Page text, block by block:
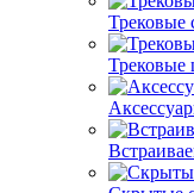
Трековые